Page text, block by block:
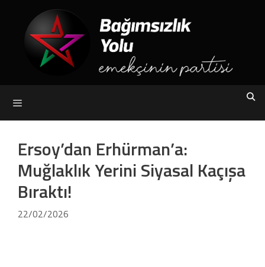
content
Ersoy’dan Erhürman’a:
Muğlaklık Yerini Siyasal Kaçışa
Bıraktı!
22/02/2026